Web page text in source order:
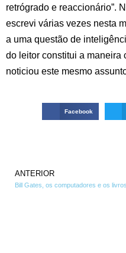
retrógrado e reaccionário”.
escrevi várias vezes nesta
a uma questão de
do leitor constitui a maneira
noticiou este mesmo
Facebook
ANTERIOR
Bill Gates, os computadores e os livros